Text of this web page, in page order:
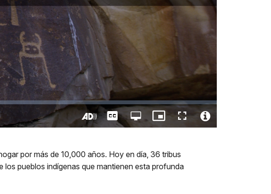
Description
CaptionsOpen
quality
Picture-
in-
Fullscreen
por más de 10,000 años. Hoy en día, 36 tribus
pueblos indígenas que mantienen esta profunda